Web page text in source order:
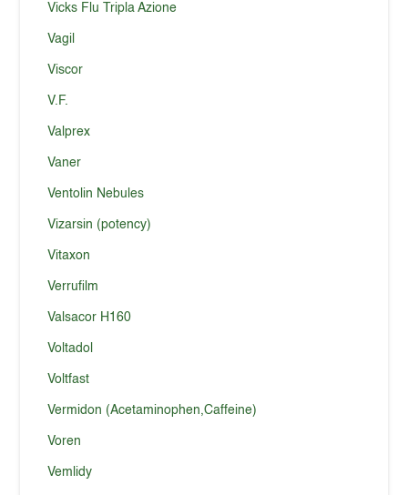
Vicks Flu Tripla Azione
Vagil
Viscor
V.F.
Valprex
Vaner
Ventolin Nebules
Vizarsin (potency)
Vitaxon
Verrufilm
Valsacor H160
Voltadol
Voltfast
Vermidon (Acetaminophen,Caffeine)
Voren
Vemlidy